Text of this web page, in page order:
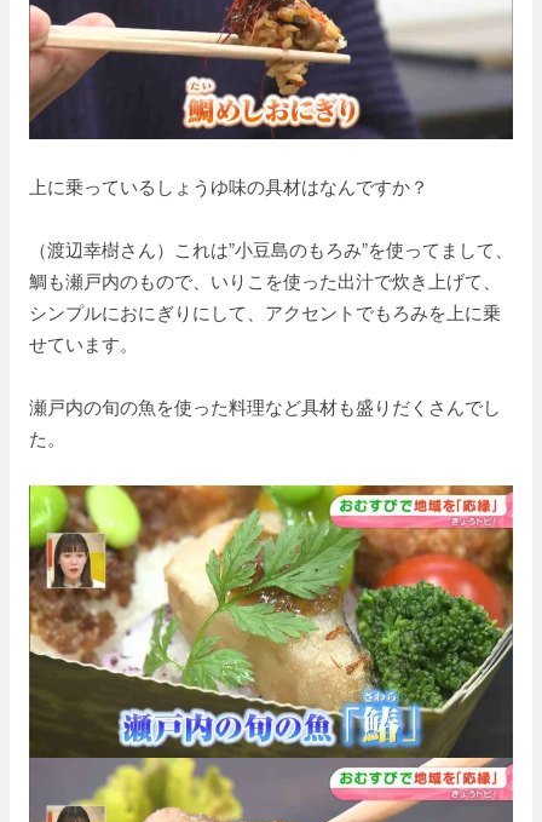
上に乗っているしょうゆ味の具材はなんですか？
（渡辺幸樹さん）これは”小豆島のもろみ”を使ってまして、
鯛も瀬戸内のもので、いりこを使った出汁で炊き上げて、
シンプルにおにぎりにして、アクセントでもろみを上に乗
せています。
瀬戸内の旬の魚を使った料理など具材も盛りだくさんでし
た。